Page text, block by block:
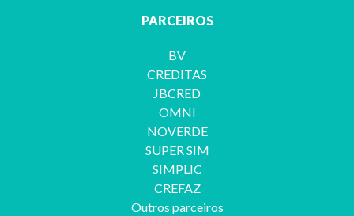
PARCEIROS
BV
CREDITAS
JBCRED
OMNI
NOVERDE
SUPER SIM
SIMPLIC
CREFAZ
Outros parceiros